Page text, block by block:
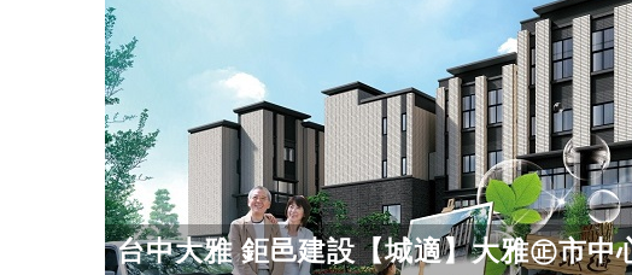
台中大雅 鉅邑建設【城適】大雅㊣市中